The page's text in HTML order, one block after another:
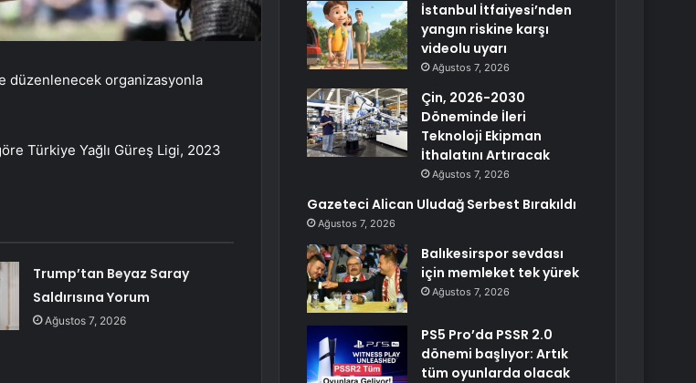
düzenlenecek organizasyonla
Türkiye Yağlı Güreş Ligi, 2023
Trump’tan Beyaz Saray
Saldırısına Yorum
Ağustos 7, 2026
İstanbul İtfaiyesi’nden
yangın riskine karşı
videolu uyarı
Ağustos 7, 2026
Çin, 2026-2030
Döneminde İleri
Teknoloji Ekipman
İthalatını Artıracak
Ağustos 7, 2026
Gazeteci Alican Uludağ Serbest Bırakıldı
Ağustos 7, 2026
Balıkesirspor sevdası
için memleket tek yürek
Ağustos 7, 2026
PS5 Pro’da PSSR 2.0
dönemi başlıyor: Artık
tüm oyunlarda olacak